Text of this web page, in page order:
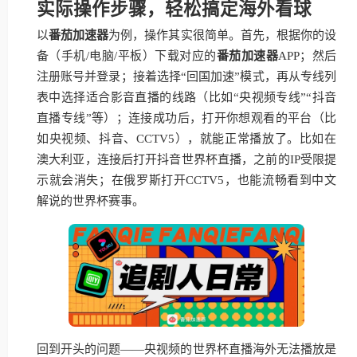
实际操作步骤，轻松搞定海外看球
以番茄加速器为例，操作其实很简单。首先，根据你的设
备（手机/电脑/平板）下载对应的番茄加速器APP；然后
注册账号并登录；接着选择“回国加速”模式，再从专线列
表中选择适合影音直播的线路（比如“央视频专线”“抖音
直播专线”等）；连接成功后，打开你想观看的平台（比
如央视频、抖音、CCTV5），就能正常播放了。比如在
澳大利亚，连接后打开抖音世界杯直播，之前的IP受限提
示就会消失；在俄罗斯打开CCTV5，也能流畅看到中文
解说的世界杯赛事。
回到开头的问题——央视频的世界杯直播海外无法播放是